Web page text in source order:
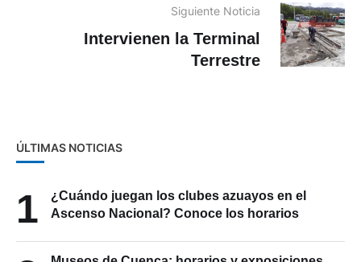
Siguiente Noticia
Intervienen la Terminal
Terrestre
ÚLTIMAS NOTICIAS
1
¿Cuándo juegan los clubes azuayos en el
Ascenso Nacional? Conoce los horarios